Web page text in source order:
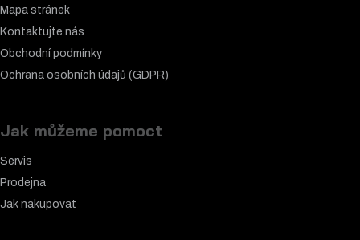
Mapa stránek
Kontaktujte nás
Obchodní podmínky
Ochrana osobních údajů (GDPR)
Jak můžeme pomoct
Servis
Prodejna
Jak nakupovat